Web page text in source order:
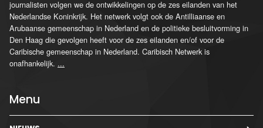
journalisten volgen we de ontwikkelingen op de zes eilanden van het
Nederlandse Koninkrijk. Het netwerk volgt ook de Antilliaanse en
Arubaanse gemeenschap in Nederland en de politieke besluitvorming in
Den Haag die gevolgen heeft voor de zes eilanden en/of voor de
Caribische gemeenschap in Nederland. Caribisch Netwerk is
onafhankelijk. ...
Menu